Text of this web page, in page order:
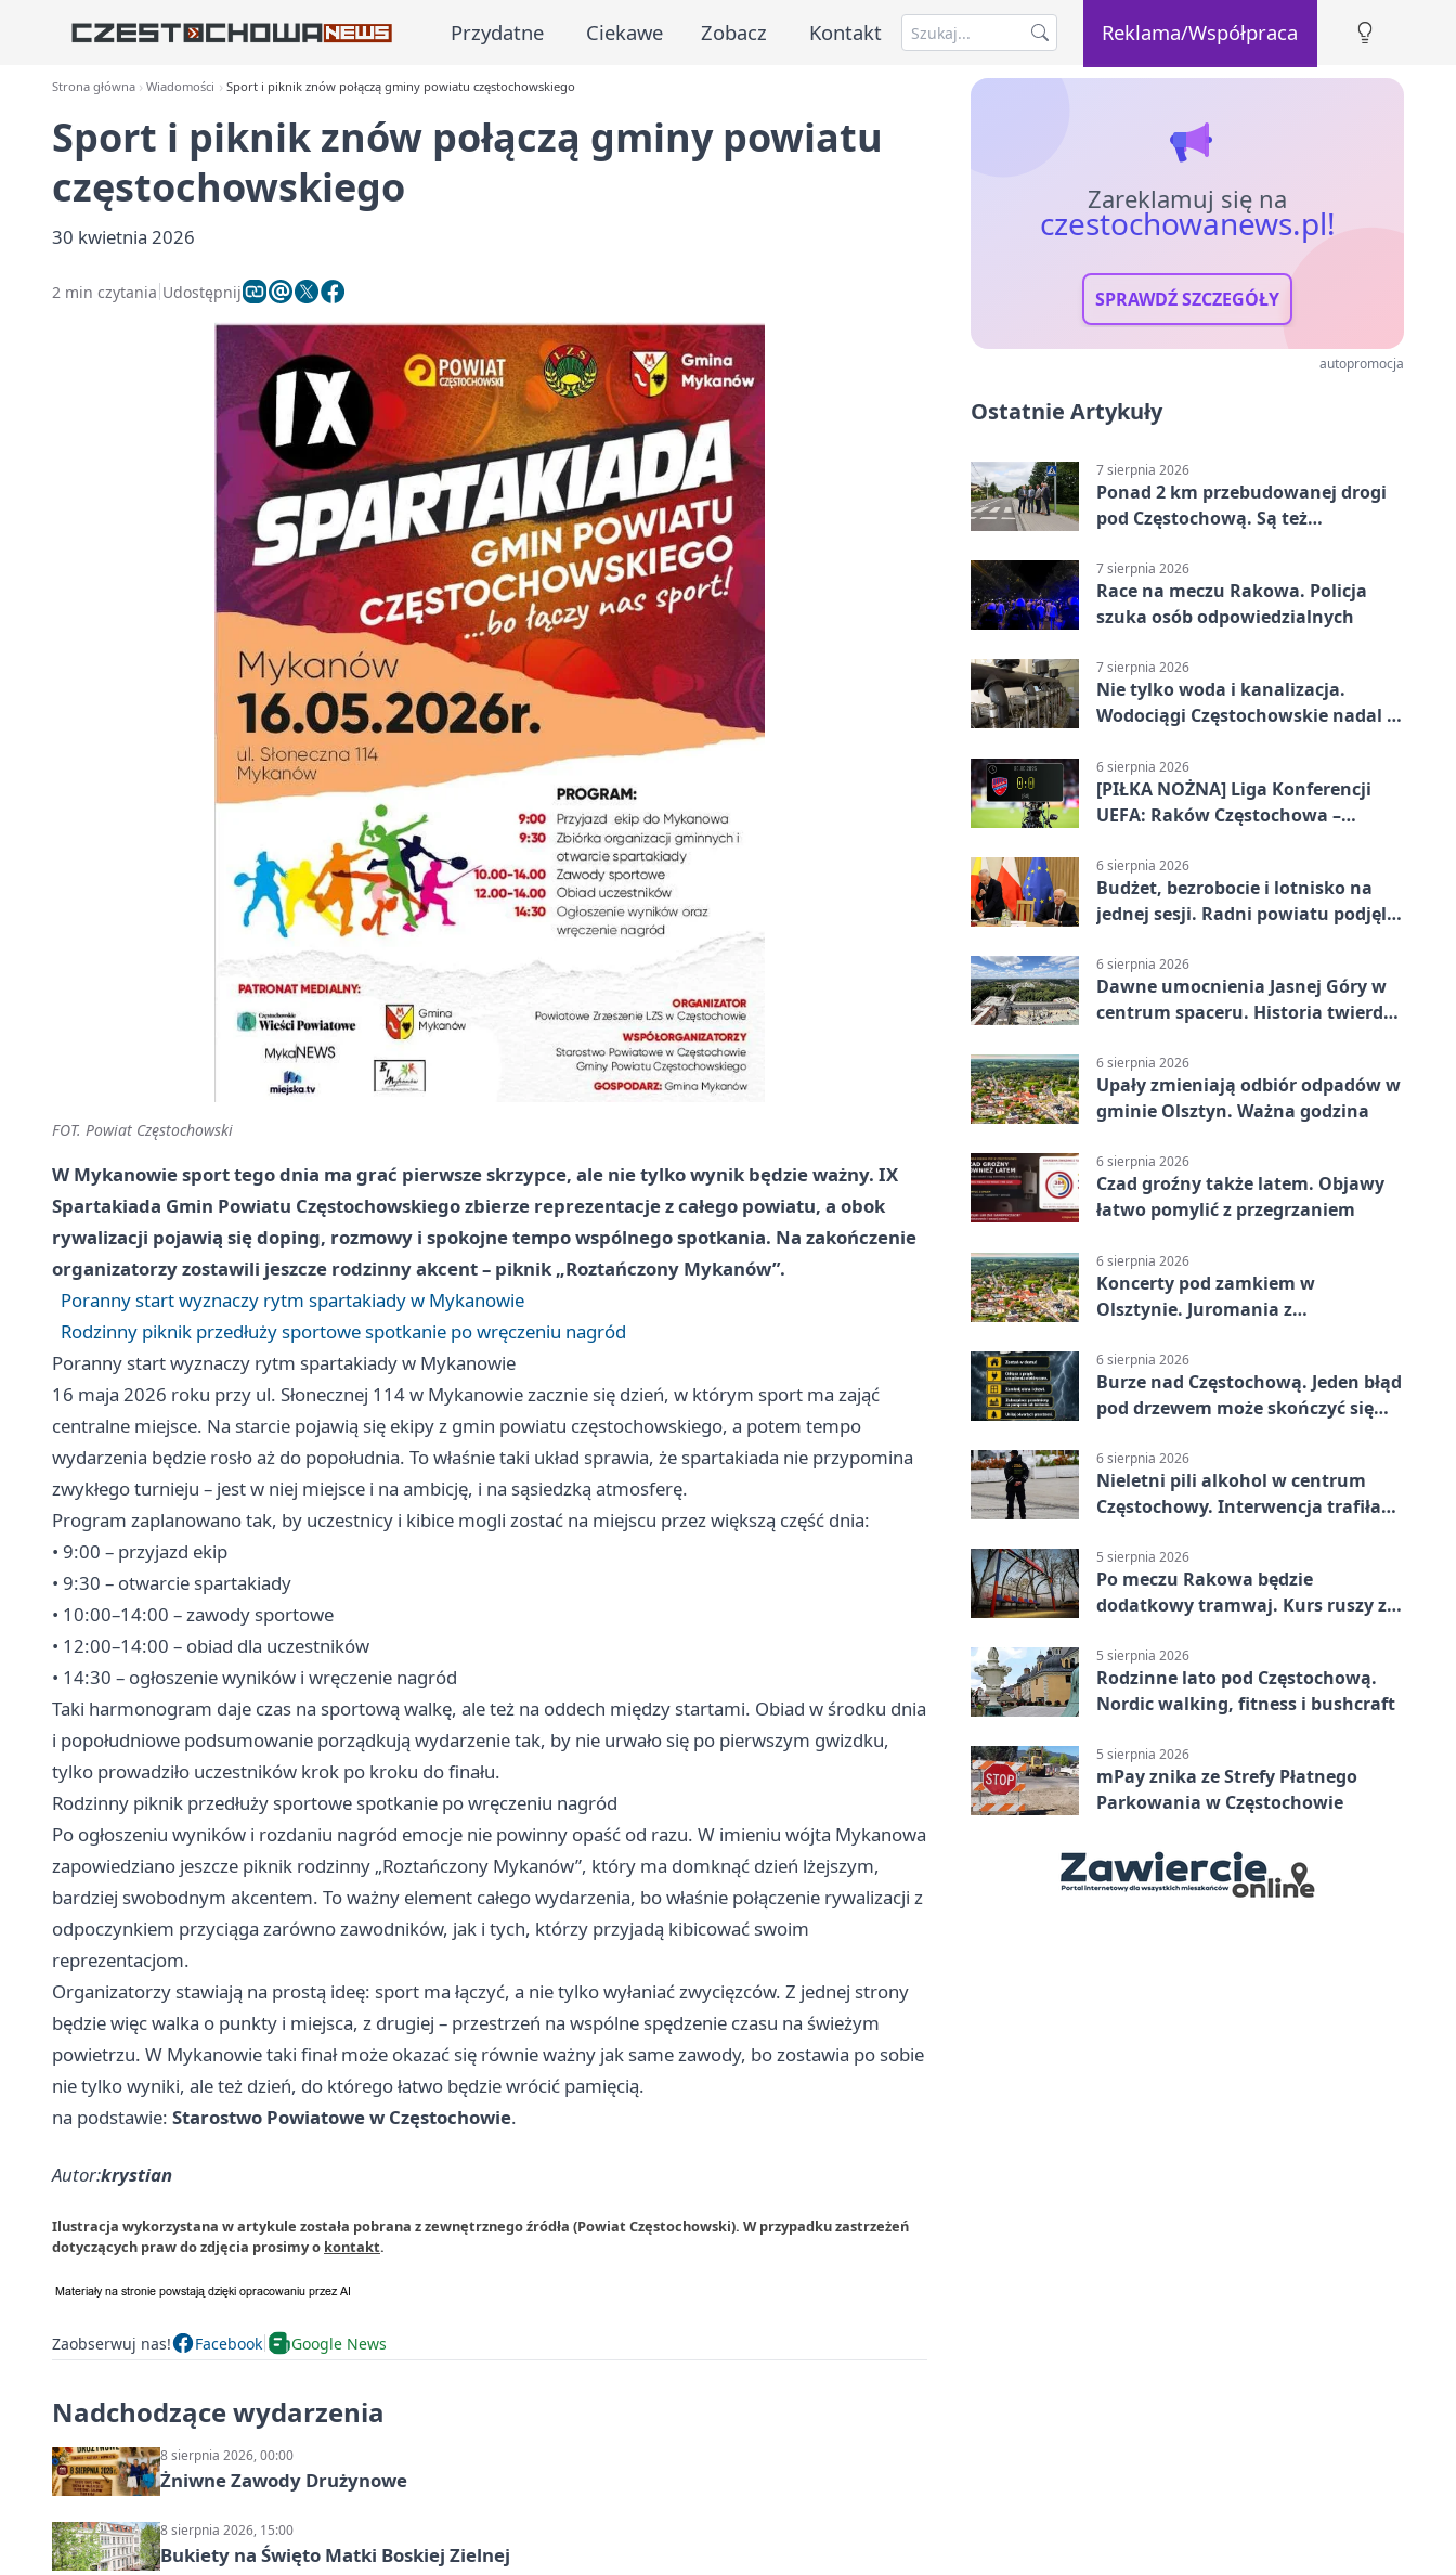
Przydatne Ciekawe Zobacz Kontakt Reklama/Współpraca
Strona główna Wiadomości Sport i piknik znów połączą gminy powiatu częstochowskiego
Sport i piknik znów połączą gminy powiatu
częstochowskiego
30 kwietnia 2026
2 min czytania Udostępnij
FOT. Powiat Częstochowski
W Mykanowie sport tego dnia ma grać pierwsze skrzypce, ale nie tylko wynik będzie ważny. IX
Spartakiada Gmin Powiatu Częstochowskiego zbierze reprezentacje z całego powiatu, a obok
rywalizacji pojawią się doping, rozmowy i spokojne tempo wspólnego spotkania. Na zakończenie
organizatorzy zostawili jeszcze rodzinny akcent – piknik „Roztańczony Mykanów”.
Poranny start wyznaczy rytm spartakiady w Mykanowie
Rodzinny piknik przedłuży sportowe spotkanie po wręczeniu nagród
Poranny start wyznaczy rytm spartakiady w Mykanowie
16 maja 2026 roku przy ul. Słonecznej 114 w Mykanowie zacznie się dzień, w którym sport ma zająć
centralne miejsce. Na starcie pojawią się ekipy z gmin powiatu częstochowskiego, a potem tempo
wydarzenia będzie rosło aż do popołudnia. To właśnie taki układ sprawia, że spartakiada nie przypomina
zwykłego turnieju – jest w niej miejsce i na ambicję, i na sąsiedzką atmosferę.
Program zaplanowano tak, by uczestnicy i kibice mogli zostać na miejscu przez większą część dnia:
• 9:00 – przyjazd ekip
• 9:30 – otwarcie spartakiady
• 10:00–14:00 – zawody sportowe
• 12:00–14:00 – obiad dla uczestników
• 14:30 – ogłoszenie wyników i wręczenie nagród
Taki harmonogram daje czas na sportową walkę, ale też na oddech między startami. Obiad w środku dnia
i popołudniowe podsumowanie porządkują wydarzenie tak, by nie urwało się po pierwszym gwizdku,
tylko prowadziło uczestników krok po kroku do finału.
Rodzinny piknik przedłuży sportowe spotkanie po wręczeniu nagród
Po ogłoszeniu wyników i rozdaniu nagród emocje nie powinny opaść od razu. W imieniu wójta Mykanowa
zapowiedziano jeszcze piknik rodzinny „Roztańczony Mykanów”, który ma domknąć dzień lżejszym,
bardziej swobodnym akcentem. To ważny element całego wydarzenia, bo właśnie połączenie rywalizacji z
odpoczynkiem przyciąga zarówno zawodników, jak i tych, którzy przyjadą kibicować swoim
reprezentacjom.
Organizatorzy stawiają na prostą ideę: sport ma łączyć, a nie tylko wyłaniać zwycięzców. Z jednej strony
będzie więc walka o punkty i miejsca, z drugiej – przestrzeń na wspólne spędzenie czasu na świeżym
powietrzu. W Mykanowie taki finał może okazać się równie ważny jak same zawody, bo zostawia po sobie
nie tylko wyniki, ale też dzień, do którego łatwo będzie wrócić pamięcią.
na podstawie: Starostwo Powiatowe w Częstochowie.
Autor:krystian
Ilustracja wykorzystana w artykule została pobrana z zewnętrznego źródła (Powiat Częstochowski). W przypadku zastrzeżeń
dotyczących praw do zdjęcia prosimy o kontakt.
Zaobserwuj nas! Facebook Google News
Nadchodzące wydarzenia
8 sierpnia 2026, 00:00
Żniwne Zawody Drużynowe
8 sierpnia 2026, 15:00
Bukiety na Święto Matki Boskiej Zielnej
Zareklamuj się na
czestochowanews.pl!
SPRAWDŹ SZCZEGÓŁY
autopromocja
Ostatnie Artykuły
7 sierpnia 2026
Ponad 2 km przebudowanej drogi
pod Częstochową. Są też
7 sierpnia 2026
Race na meczu Rakowa. Policja
szuka osób odpowiedzialnych
7 sierpnia 2026
Nie tylko woda i kanalizacja.
Wodociągi Częstochowskie nadal w
6 sierpnia 2026
[PIŁKA NOŻNA] Liga Konferencji
UEFA: Raków Częstochowa –
meczu III rundy eliminacji
6 sierpnia 2026
Budżet, bezrobocie i lotnisko na
jednej sesji. Radni powiatu podjęli
6 sierpnia 2026
Dawne umocnienia Jasnej Góry w
centrum spaceru. Historia twierdzy
6 sierpnia 2026
Upały zmieniają odbiór odpadów w
gminie Olsztyn. Ważna godzina
6 sierpnia 2026
Czad groźny także latem. Objawy
łatwo pomylić z przegrzaniem
6 sierpnia 2026
Koncerty pod zamkiem w
Olsztynie. Juromania z
6 sierpnia 2026
Burze nad Częstochową. Jeden błąd
pod drzewem może skończyć się
6 sierpnia 2026
Nieletni pili alkohol w centrum
Częstochowy. Interwencja trafiła
5 sierpnia 2026
Po meczu Rakowa będzie
dodatkowy tramwaj. Kurs ruszy ze
5 sierpnia 2026
Rodzinne lato pod Częstochową.
Nordic walking, fitness i bushcraft
5 sierpnia 2026
mPay znika ze Strefy Płatnego
Parkowania w Częstochowie